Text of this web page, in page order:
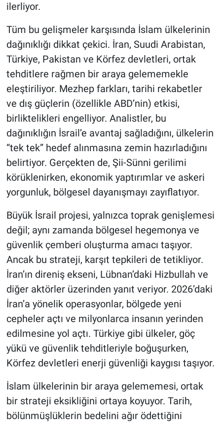
ilerliyor.
Tüm bu gelişmeler karşısında İslam ülkelerinin
dağınıklığı dikkat çekici. İran, Suudi Arabistan,
Türkiye, Pakistan ve Körfez devletleri, ortak
tehditlere rağmen bir araya gelememekle
eleştiriliyor. Mezhep farkları, tarihi rekabetler
ve dış güçlerin (özellikle ABD’nin) etkisi,
birliktelikleri engelliyor. Analistler, bu
dağınıklığın İsrail’e avantaj sağladığını, ülkelerin
“tek tek” hedef alınmasına zemin hazırladığını
belirtiyor. Gerçekten de, Şii-Sünni gerilimi
körüklenirken, ekonomik yaptırımlar ve askeri
yorgunluk, bölgesel dayanışmayı zayıflatıyor.
Büyük İsrail projesi, yalnızca toprak genişlemesi
değil; aynı zamanda bölgesel hegemonya ve
güvenlik çemberi oluşturma amacı taşıyor.
Ancak bu strateji, karşıt tepkileri de tetikliyor.
İran’ın direniş ekseni, Lübnan’daki Hizbullah ve
diğer aktörler üzerinden yanıt veriyor. 2026’daki
İran’a yönelik operasyonlar, bölgede yeni
cepheler açtı ve milyonlarca insanın yerinden
edilmesine yol açtı. Türkiye gibi ülkeler, göç
yükü ve güvenlik tehditleriyle boğuşurken,
Körfez devletleri enerji güvenliği kaygısı taşıyor.
İslam ülkelerinin bir araya gelememesi, ortak
bir strateji eksikliğini ortaya koyuyor. Tarih,
bölünmüşlüklerin bedelini ağır ödettiğini